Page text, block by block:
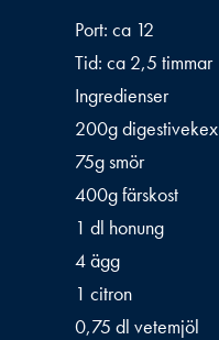
Port: ca 12
Tid: ca 2,5 timmar
Ingredienser
200g digestivekex
75g smör
400g färskost
1 dl honung
4 ägg
1 citron
0,75 dl vetemjöl